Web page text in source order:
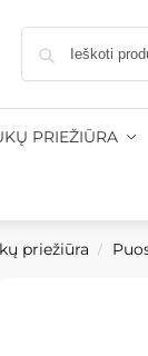
nuo 100 €
PRIEŽIŪRA
priežiūra /